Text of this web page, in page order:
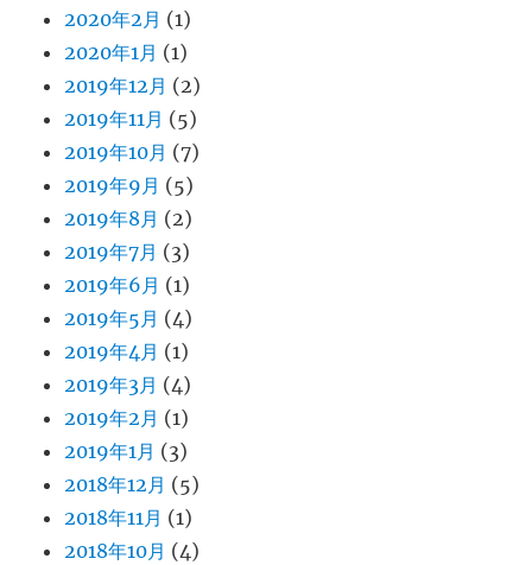
2020年2月 (1)
2020年1月 (1)
2019年12月 (2)
2019年11月 (5)
2019年10月 (7)
2019年9月 (5)
2019年8月 (2)
2019年7月 (3)
2019年6月 (1)
2019年5月 (4)
2019年4月 (1)
2019年3月 (4)
2019年2月 (1)
2019年1月 (3)
2018年12月 (5)
2018年11月 (1)
2018年10月 (4)